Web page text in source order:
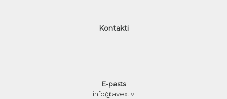
Kontakti
E-pasts
info@avex.lv